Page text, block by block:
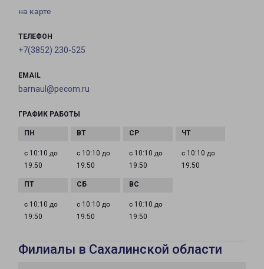
на карте
ТЕЛЕФОН
+7(3852) 230-525
EMAIL
barnaul@pecom.ru
ГРАФИК РАБОТЫ
с 10:10 до
19:50
с 10:10 до
19:50
с 10:10 до
19:50
с 10:10 до
19:50
с 10:10 до
19:50
с 10:10 до
19:50
с 10:10 до
19:50
Филиалы в Сахалинской области